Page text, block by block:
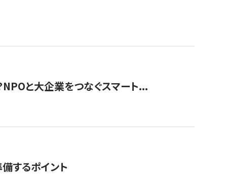
と大企業をつなぐスマート...
するポイント